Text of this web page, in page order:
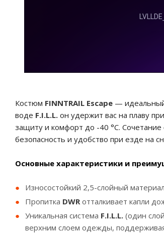
Костюм FINNTRAIL Escape —
воде F.I.L.L. он удержит вас на плаву
защиту и комфорт до -40 °С. Сочетание
безопасность и удобство при езде на
Основные характеристики и
Износостойкий 2,5-слойный
Пропитка DWRотталкивает капли
Уникальная система F.I.L.L. (один
верхним слоем одежды,